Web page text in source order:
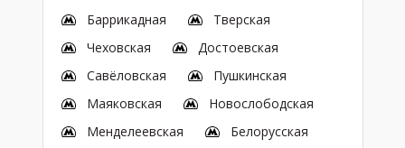
Баррикадная
Тверская
Чеховская
Достоевская
Савёловская
Пушкинская
Маяковская
Новослободская
Менделеевская
Белорусская